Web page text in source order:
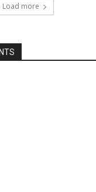
Load more